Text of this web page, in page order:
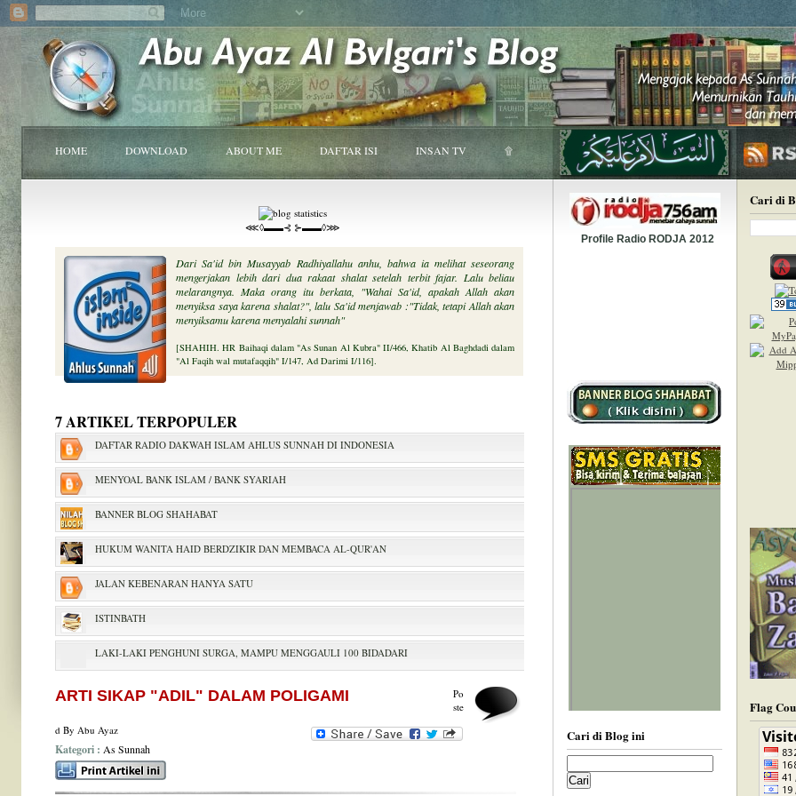
HOME DOWNLOAD ABOUT ME DAFTAR ISI INSAN TV ۩
⋘◊▬▬⊰ ⊱▬▬◊⋙
Dari Sa'id bin Musayyab Radhiyallahu anhu, bahwa ia melihat seseorang
mengerjakan lebih dari dua rakaat shalat setelah terbit fajar. Lalu beliau
melarangnya. Maka orang itu berkata, "Wahai Sa'id, apakah Allah akan
menyiksa saya karena shalat?", lalu Sa'id menjawab :"Tidak, tetapi Allah akan
menyiksamu karena menyalahi sunnah"
[SHAHIH. HR Baihaqi dalam "As Sunan Al Kubra" II/466, Khatib Al Baghdadi dalam
"Al Faqih wal mutafaqqih" I/147, Ad Darimi I/116].
7 ARTIKEL TERPOPULER
DAFTAR RADIO DAKWAH ISLAM AHLUS SUNNAH DI INDONESIA
MENYOAL BANK ISLAM / BANK SYARIAH
BANNER BLOG SHAHABAT
HUKUM WANITA HAID BERDZIKIR DAN MEMBACA AL-QUR'AN
JALAN KEBENARAN HANYA SATU
ISTINBATH
LAKI-LAKI PENGHUNI SURGA, MAMPU MENGGAULI 100 BIDADARI
ARTI SIKAP "ADIL" DALAM POLIGAMI
Po
ste
d By Abu Ayaz
Kategori : As Sunnah
Profile Radio RODJA 2012
Cari di Blog ini
Cari di
Flag